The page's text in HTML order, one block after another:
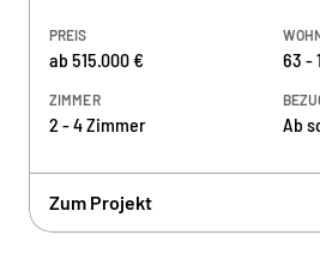
PREIS
ab 515.000 € 63 -
ZIMMER
2 - 4 Zimmer Ab
Zum Projekt